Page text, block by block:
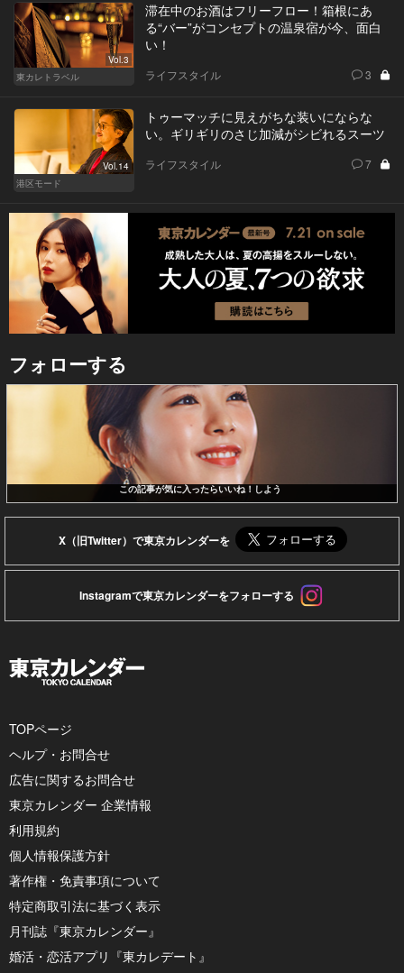
Vol.3
東カレトラベル
滞在中のお酒はフリーフロー！箱根にあ
る“バー”がコンセプトの温泉宿が今、面白
い！
ライフスタイル 3
Vol.14
港区モード
トゥーマッチに見えがちな装いにならな
い。ギリギリのさじ加減がシビれるスーツ
ライフスタイル 7
フォローする
この記事が気に入ったらいいね！しよう
X（旧Twitter）で東京カレンダーを
Instagramで東京カレンダーをフォローする
TOPページ
ヘルプ・お問合せ
広告に関するお問合せ
東京カレンダー 企業情報
利用規約
個人情報保護方針
著作権・免責事項について
特定商取引法に基づく表示
月刊誌『東京カレンダー』
婚活・恋活アプリ『東カレデート』